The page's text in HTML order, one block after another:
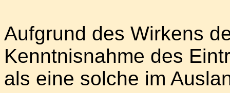
Aufgrund des Wirkens
Kenntnisnahme des
als eine solche im